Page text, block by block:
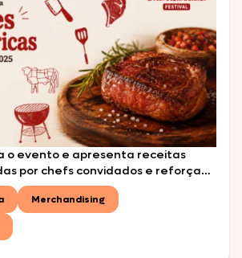
o evento e apresenta receitas
por chefs convidados e reforça
o universo do churrasco premium
de churrasco do Brasil A
presença na Churrascada
de churrasco do Brasil, levando
Merchandising